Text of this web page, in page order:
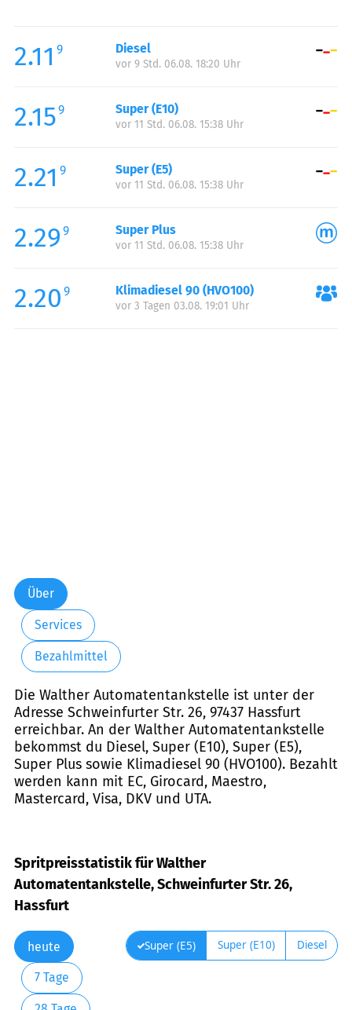
Mittwoch:
00:00-23:59
Donnerstag:
Samstag:
00:00-23:59
Sonntag:
2.11 9 Diesel
vor 9 Std. 06.08. 18:20 Uhr
2.159 Super (E10)
vor 11 Std. 06.08. 15:38 Uhr
2.21 9 Super (E5)
vor 11 Std. 06.08. 15:38 Uhr
2.29 9 Super Plus
vor 11 Std. 06.08. 15:38 Uhr
2.20 9 Klimadiesel 90 (HVO100)
vor 3 Tagen 03.08. 19:01 Uhr
Über
Services
Bezahlmittel
Die Walther Automatentankstelle ist unter der
Adresse Schweinfurter Str. 26, 97437 Hassfurt
erreichbar. An der Walther Automatentankstelle
bekommst du Diesel, Super (E10), Super (E5),
Super Plus sowie Klimadiesel 90 (HVO100). Bezahlt
werden kann mit EC, Girocard, Maestro,
Mastercard, Visa, DKV und UTA.
Spritpreisstatistik für Walther
Automatentankstelle, Schweinfurter Str. 26,
Hassfurt
heute
7 Tage
Super (E5) Super (E10) Diesel